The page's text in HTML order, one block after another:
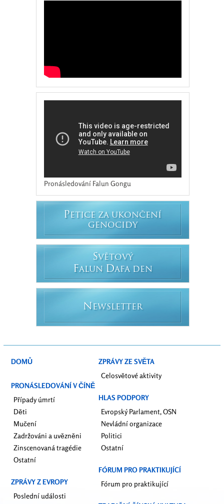
Pronásledování Falun Gongu
PETICE ZA UKONČENÍ
GENOCIDY
SVĚTOVÝ
FALUN DAFA DEN
N EWSLETTER
DOMŮ
PRONÁSLEDOVÁNÍ V ČÍNĚ
Případy úmrtí
Děti
Mučení
Zadržováni a uvězněni
Zinscenovaná tragédie
Ostatní
ZPRÁVY Z EVROPY
Poslední události
ZPRÁVY ZE SVĚTA
Celosvětové aktivity
HLAS PODPORY
Evropský Parlament, OSN
Nevládní organizace
Politici
Ostatní
FÓRUM PRO PRAKTIKUJÍCÍ
Fórum pro praktikující